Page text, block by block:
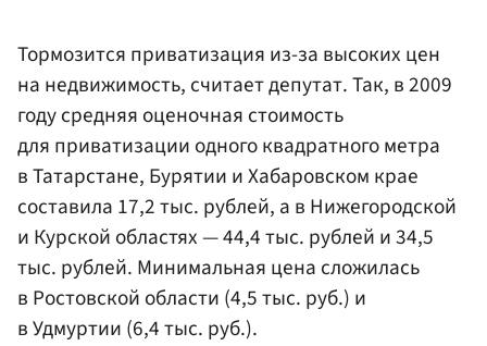
Тормозится приватизация из-за высоких цен
на недвижимость, считает депутат. Так, в 2009
году средняя оценочная стоимость
для приватизации одного квадратного метра
в Татарстане, Бурятии и Хабаровском крае
составила 17,2 тыс. рублей, а в Нижегородской
и Курской областях — 44,4 тыс. рублей и 34,5
тыс. рублей. Минимальная цена сложилась
в Ростовской области (4,5 тыс. руб.) и
в Удмуртии (6,4 тыс. руб.).